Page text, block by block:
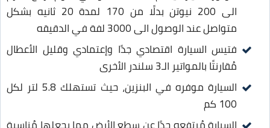
الى 200 نيوتن بدلًا من 170 لمدة 20 ثانيه بشكل
متواصل عند الوصول الى 3000 لفة في الدقيقه
فتيس السيارة اقتصادي جدًا وإعتمادي وقليل الأعطال
مُقارنتًا بالمواتير الـ3 سلندر الأخرى
السيارة موفره في البنزين، حيث تستهلك 5.8 لتر لكل
100 كم